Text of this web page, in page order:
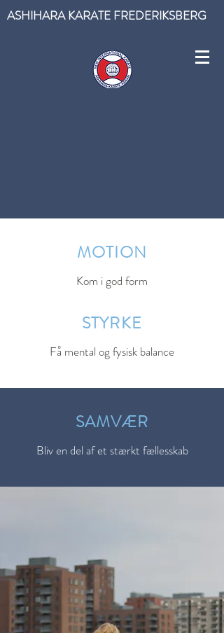
ASHIHARA KARATE FREDERIKSBERG
MOTION
Kom i god form
STYRKE
Få mental og fysisk balance
SAMVÆR
Bliv en del af et stærkt fællesskab